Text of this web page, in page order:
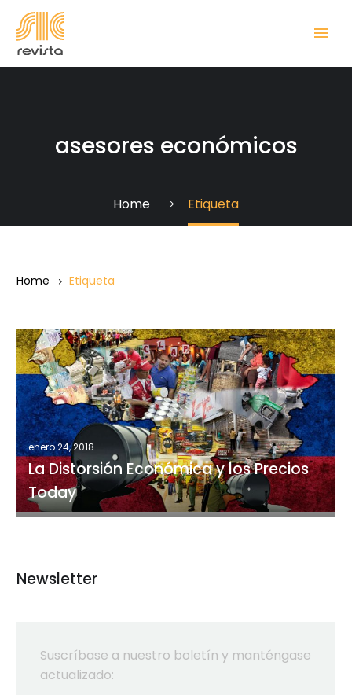
asesores económicos
Home Etiqueta
Home Etiqueta
La
Distorsión
Económica
y
los
Precios
Today
enero 24, 2018
La Distorsión Económica y los Precios
Today
Newsletter
Suscríbase a nuestro boletín y manténgase
actualizado: